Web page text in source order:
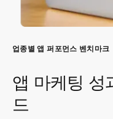
업종별 앱 퍼포먼스 벤치마크
앱 마케팅 성
드